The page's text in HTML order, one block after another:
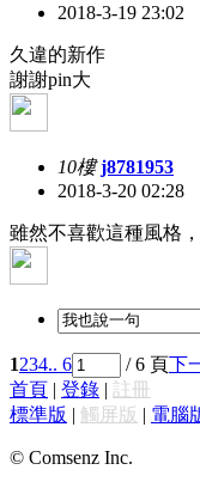
2018-3-19 23:02
久違的新作
謝謝pin大
10樓 j8781953
2018-3-20 02:28
雖然不喜歡這種風格
1234.. 6 / 6 頁下
首頁 | 登錄 | 註冊
標準版 | 觸屏版 | 電腦
© Comsenz Inc.